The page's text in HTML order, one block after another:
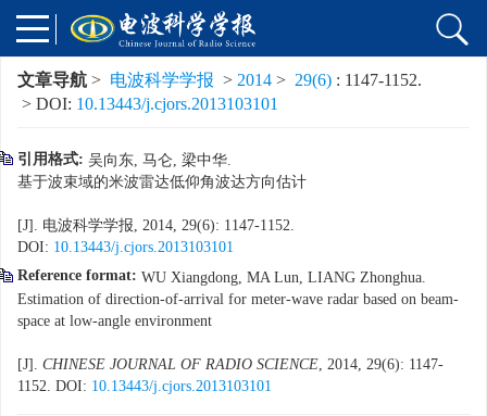
文章导航 > 电波科学学报 > 2014 > 29(6) : 1147-1152.
> DOI: 10.13443/j.cjors.2013103101
引用格式: 吴向东, 马仑, 梁中华.
基于波束域的米波雷达低仰角波达方向估计
[J]. 电波科学学报, 2014, 29(6): 1147-1152.
DOI: 10.13443/j.cjors.2013103101
Reference format: WU Xiangdong, MA Lun, LIANG Zhonghua.
Estimation of direction-of-arrival for meter-wave radar based on beam-
space at low-angle environment
[J]. CHINESE JOURNAL OF RADIO SCIENCE, 2014, 29(6): 1147-
1152. DOI: 10.13443/j.cjors.2013103101